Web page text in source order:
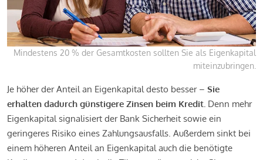
Mindestens 20 % der Gesamtkosten sollten Sie als Eigenkapital
miteinzubringen.
Je höher der Anteil an Eigenkapital desto besser – Sie
erhalten dadurch günstigere Zinsen beim Kredit. Denn mehr
Eigenkapital signalisiert der Bank Sicherheit sowie ein
geringeres Risiko eines Zahlungsausfalls. Außerdem sinkt bei
einem höheren Anteil an Eigenkapital auch die benötigte